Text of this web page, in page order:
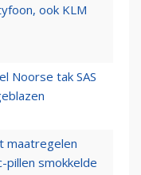
ook KLM
Noorse tak SAS
maatregelen
pillen smokkelde